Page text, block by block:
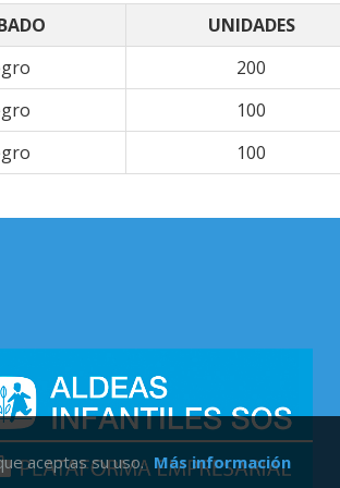
UNIDADES
200
100
100
aceptas su uso. Más información